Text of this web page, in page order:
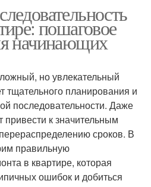
пошаговое
начинающих
но увлекательный
тщательного планирования и
последовательности. Даже
к значительным
сроков. В
правильную
в квартире, которая
ошибок и добиться